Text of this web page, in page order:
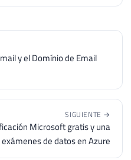
y el Domínio de Email
SIGUIENTE →
Microsoft gratis y una
de datos en Azure